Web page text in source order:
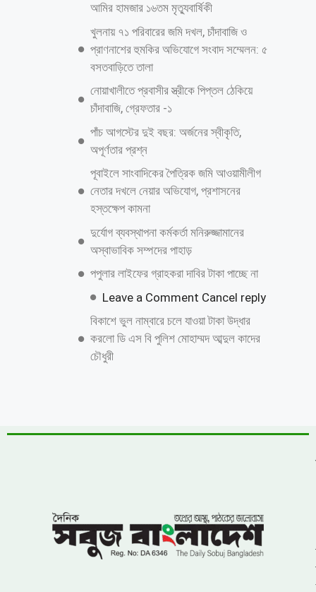
আমির হামজার ১৬তম মৃত্যুবার্ষিকী
খুলনায় ৭১ পরিবারের জমি দখল, চাঁদাবাজি ও
প্রাণনাশের হুমকির অভিযোগে সংবাদ সম্মেলন: ৫
বসতবাড়িতে তালা
নোয়াখালীতে প্রবাসীর স্ত্রীকে পিপ্তল ঠেকিয়ে
চাঁদাবাজি, গ্রেফতার -১
পাঁচ আগস্টের দুই বছর: অর্জনের স্বীকৃতি,
অপূর্ণতার প্রশ্ন
পূবাইলে সাংবাদিকের পৈত্রিক জমি আওয়ামীলীগ
নেতার দখলে নেয়ার অভিযোগ, প্রশাসনের
হস্তক্ষেপ কামনা
দুর্যোগ ব্যবস্থাপনা কর্মকর্তা মনিরুজ্জামানের
অস্বাভাবিক সম্পদের পাহাড়
পপুলার লাইফের গ্রাহকরা দাবির টাকা পাচ্ছে না
Leave a Comment Cancel reply
বিকাশে ভুল নাম্বারে চলে যাওয়া টাকা উদ্ধার
করলো ডি এস বি পুলিশ মোহাম্মদ আব্দুল কাদের
চৌধুরী